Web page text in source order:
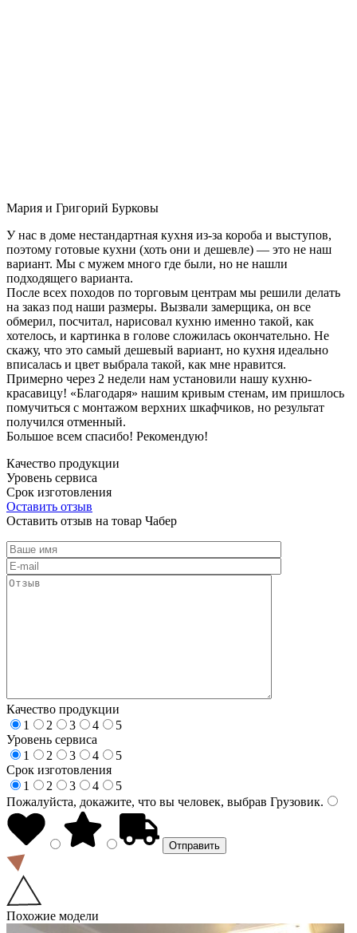
Мария и Григорий Бурковы
У нас в доме нестандартная кухня из-за короба и выступов,
поэтому готовые кухни (хоть они и дешевле) — это не наш
вариант. Мы с мужем много где были, но не нашли
подходящего варианта.
После всех походов по торговым центрам мы решили делать
на заказ под наши размеры. Вызвали замерщика, он все
обмерил, посчитал, нарисовал кухню именно такой, как
хотелось, и картинка в голове сложилась окончательно. Не
скажу, что это самый дешевый вариант, но кухня идеально
вписалась и цвет выбрала такой, как мне нравится.
Примерно через 2 недели нам установили нашу кухню-
красавицу! «Благодаря» нашим кривым стенам, им пришлось
помучиться с монтажом верхних шкафчиков, но результат
получился отменный.
Большое всем спасибо! Рекомендую!
Качество продукции
Уровень сервиса
Срок изготовления
Оставить отзыв
Оставить отзыв на товар Чабер
Качество продукции
1
2 3 4
5
Уровень сервиса
1
2 3 4
5
Срок изготовления
1
2 3 4
5
Пожалуйста, докажите, что вы человек, выбрав Грузовик.
Похожие модели